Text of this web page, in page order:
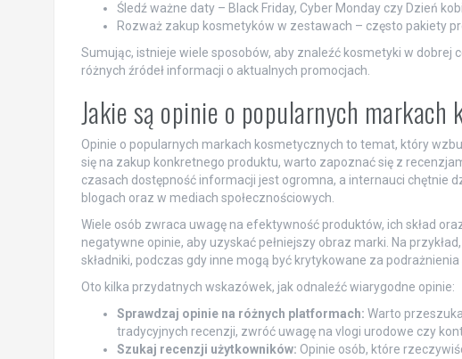
Śledź ważne daty – Black Friday, Cyber Monday czy Dzień
Rozważ zakup kosmetyków w zestawach – często pakiety
Sumując, istnieje wiele sposobów, aby znaleźć kosmetyki w
różnych źródeł informacji o aktualnych promocjach.
Jakie są opinie o popularnych markach
Opinie o popularnych markach kosmetycznych to temat, który
się na zakup konkretnego produktu, warto zapoznać się z
czasach dostępność informacji jest ogromna, a internauci chętnie
blogach oraz w mediach społecznościowych.
Wiele osób zwraca uwagę na efektywność produktów, ich skład
negatywne opinie, aby uzyskać pełniejszy obraz marki. Na
składniki, podczas gdy inne mogą być krytykowane za
Oto kilka przydatnych wskazówek, jak odnaleźć wiarygodne opinie:
Sprawdzaj opinie na różnych platformach: Warto
tradycyjnych recenzji, zwróć uwagę na vlogi urodowe czy
Szukaj recenzji użytkowników: Opinie osób, które